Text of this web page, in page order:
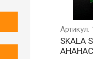
Артикул:
SKALA